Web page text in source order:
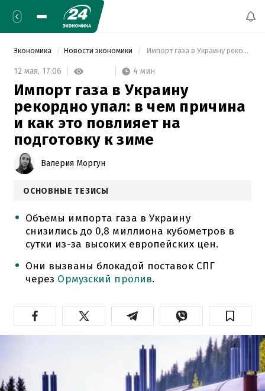
Экономика Новости экономики Импорт газа в Украину рекордно упал: в чем причина и как это повлияет на подготовку к зиме
12 мая, 17:06 4 мин
Импорт газа в Украину
рекордно упал: в чем причина
и как это повлияет на
подготовку к зиме
Валерия Моргун
ОСНОВНЫЕ ТЕЗИСЫ
Объемы импорта газа в Украину
снизились до 0,8 миллиона кубометров в
сутки из-за высоких европейских цен.
Они вызваны блокадой поставок СПГ
через Ормузский пролив.